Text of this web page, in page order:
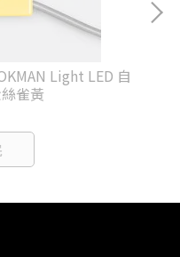
Light LED 自
雀黃